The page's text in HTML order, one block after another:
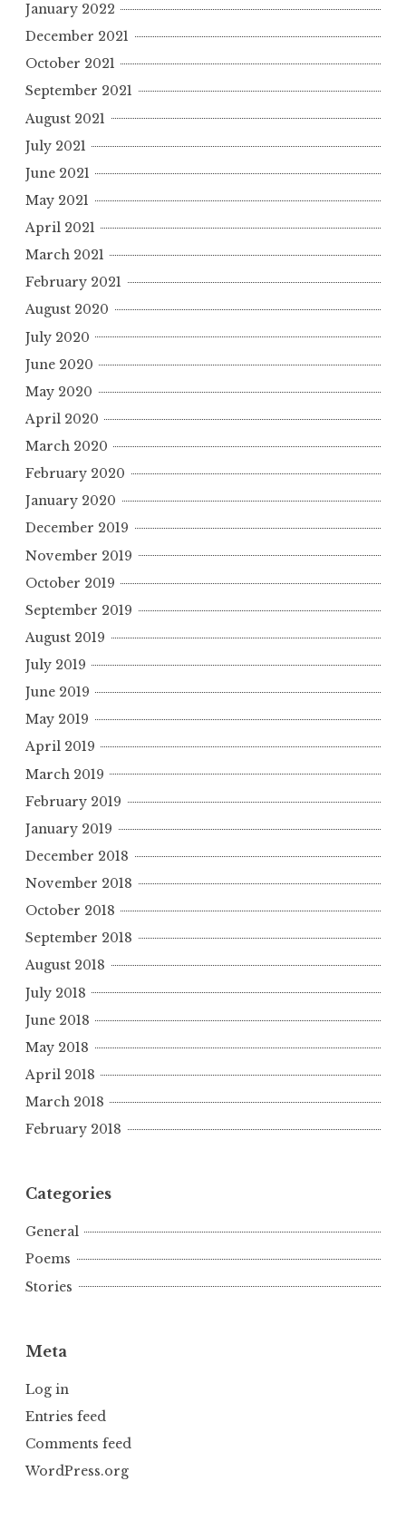
January 2022
December 2021
October 2021
September 2021
August 2021
July 2021
June 2021
May 2021
April 2021
March 2021
February 2021
August 2020
July 2020
June 2020
May 2020
April 2020
March 2020
February 2020
January 2020
December 2019
November 2019
October 2019
September 2019
August 2019
July 2019
June 2019
May 2019
April 2019
March 2019
February 2019
January 2019
December 2018
November 2018
October 2018
September 2018
August 2018
July 2018
June 2018
May 2018
April 2018
March 2018
February 2018
Categories
General
Poems
Stories
Meta
Log in
Entries feed
Comments feed
WordPress.org